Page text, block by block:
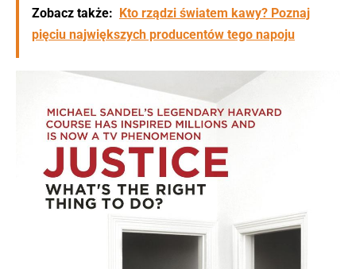
Zobacz także:
Kto rządzi światem kawy? Poznaj
pięciu największych producentów tego napoju